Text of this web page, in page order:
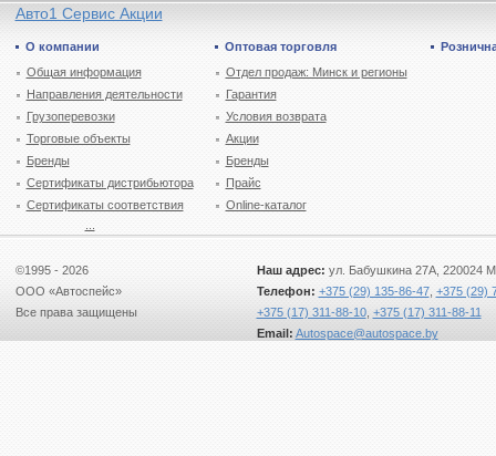
Авто1 Сервис Акции
О компании
Общая информация
Направления деятельности
Грузоперевозки
Торговые объекты
Бренды
Сертификаты дистрибьютора
Сертификаты соответствия
Оптовая торговля
Отдел продаж: Минск и регионы
Гарантия
Условия возврата
Акции
Бренды
Прайс
Online-каталог
©1995 - 2026
ООО «Автоспейс»
Все права защищены
Наш адрес: ул. Бабушкина 27А, 220024
Телефон: +375 (29) 135-86-47, +375 (29)
+375 (17) 311-88-10, +375 (17) 311-88-11
Email: Autospace@autospace.by